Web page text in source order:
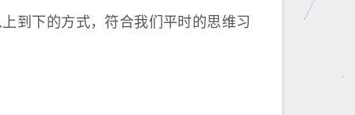
到下的方式，符合我们平时的思维习